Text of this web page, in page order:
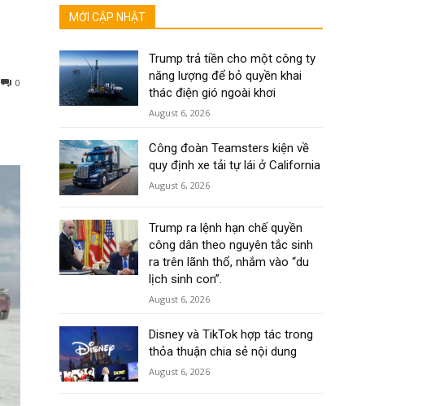
0
MỚI CẬP NHẬT
Trump trả tiền cho một công ty
năng lượng để bỏ quyền khai
thác điện gió ngoài khơi
August 6, 2026
Công đoàn Teamsters kiện về
quy định xe tải tự lái ở California
August 6, 2026
Trump ra lệnh hạn chế quyền
công dân theo nguyên tắc sinh
ra trên lãnh thổ, nhắm vào “du
lịch sinh con”.
August 6, 2026
Disney và TikTok hợp tác trong
thỏa thuận chia sẻ nội dung
August 6, 2026